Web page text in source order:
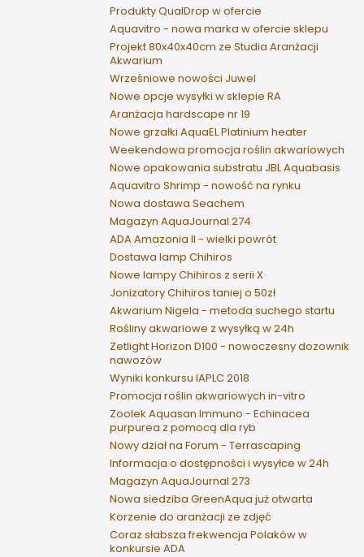
Produkty QualDrop w ofercie
Aquavitro - nowa marka w ofercie sklepu
Projekt 80x40x40cm ze Studia Aranżacji
Akwarium
Wrześniowe nowości Juwel
Nowe opcje wysyłki w sklepie RA
Aranżacja hardscape nr 19
Nowe grzałki AquaEL Platinium heater
Weekendowa promocja roślin akwariowych
Nowe opakowania substratu JBL Aquabasis
Aquavitro Shrimp - nowość na rynku
Nowa dostawa Seachem
Magazyn AquaJournal 274
ADA Amazonia II - wielki powrót
Dostawa lamp Chihiros
Nowe lampy Chihiros z serii X
Jonizatory Chihiros taniej o 50zł
Akwarium Nigela - metoda suchego startu
Rośliny akwariowe z wysyłką w 24h
Zetlight Horizon D100 - nowoczesny dozownik
nawozów
Wyniki konkursu IAPLC 2018
Promocja roślin akwariowych in-vitro
Zoolek Aquasan Immuno - Echinacea
purpurea z pomocą dla ryb
Nowy dział na Forum - Terrascaping
Informacja o dostępności i wysyłce w 24h
Magazyn AquaJournal 273
Nowa siedziba GreenAqua już otwarta
Korzenie do aranżacji ze zdjęć
Coraz słabsza frekwencja Polaków w
konkursie ADA